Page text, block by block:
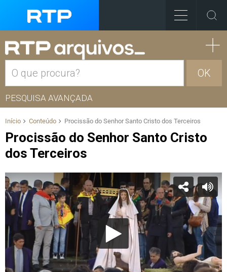
OK
PESQUISA AVANÇADA
Início Conteúdo Procissão do Senhor Santo Cristo dos Terceiros
Procissão do Senhor Santo Cristo
dos Terceiros